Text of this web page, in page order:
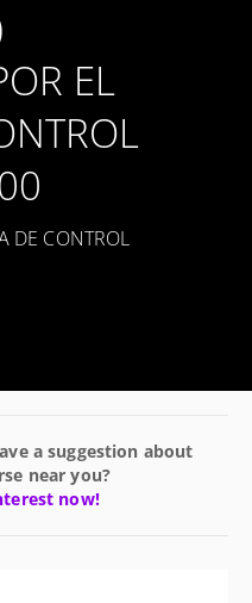
EL
DE CONTROL
a suggestion about
near you?
now!